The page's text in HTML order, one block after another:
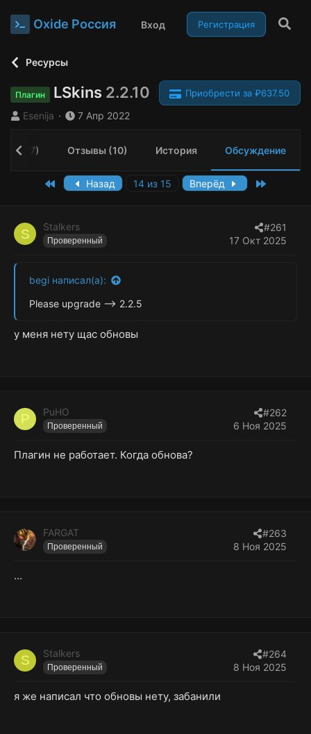
Oxide Россия Вход Регистрация
Ресурсы
Плагин LSkins 2.2.10 Приобрести за ₽637.50
А
ы
Esenija
Д
а
а
ч
а
7 Апр 2022
(27) Отзывы (10) История Обсуждение
First Назад 14 из 15 Вперёд
S Stalkers
Проверенный 17 Окт 2025
#261
begi написал(а):
Please upgrade --> 2.2.5
у меня нету щас обновы
P PuHO
Проверенный 6 Ноя 2025
#262
Плагин не работает. Когда обнова?
FARGAT
Проверенный 8 Ноя 2025
#263
...
S Stalkers
Проверенный 8 Ноя 2025
#264
я же написал что обновы нету, забанили